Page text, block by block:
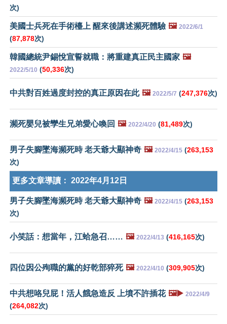
次)
美國士兵死在手術檯上 醒來後講述瀕死體驗 🖼️ 2022/6/1
(87,878次)
韓國總統尹錫悅宣誓就職：將重建真正民主國家 🖼️
2022/5/10 (50,336次)
中共對百姓過度封控的真正原因在此 🖼️ 2022/5/7 (247,376次)
瀕死嬰兒被孿生兄弟愛心喚回 🖼️ 2022/4/20 (81,489次)
男子失腳墜海瀕死時 老天爺大顯神奇 🖼️ 2022/4/15 (263,153
次)
更多文章導讀： 2022年4月12日
男子失腳墜海瀕死時 老天爺大顯神奇 🖼️ 2022/4/15 (263,153
次)
小笑話：想當年，江蛤急召…… 🖼️ 2022/4/13 (416,165次)
四位因公殉職的黨的好乾部猝死 🖼️ 2022/4/10 (309,905次)
中共想咯兒屁！活人餓急造反 上墳不許插花 🖼️▶️ 2022/4/9
(264,082次)